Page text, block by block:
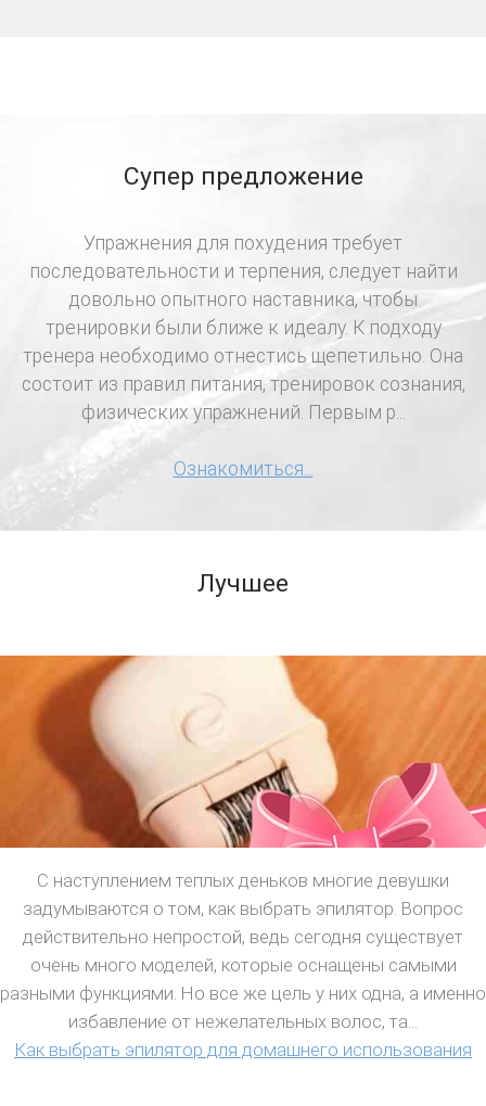
Супер предложение
Упражнения для похудения требует
последовательности и терпения, следует найти
довольно опытного наставника, чтобы
тренировки были ближе к идеалу. К подходу
тренера необходимо отнестись щепетильно. Она
состоит из правил питания, тренировок сознания,
физических упражнений. Первым р...
Ознакомиться...
Лучшее
С наступлением теплых деньков многие девушки
задумываются о том, как выбрать эпилятор. Вопрос
действительно непростой, ведь сегодня существует
очень много моделей, которые оснащены самыми
разными функциями. Но все же цель у них одна, а именно
избавление от нежелательных волос, та...
Как выбрать эпилятор для домашнего использования